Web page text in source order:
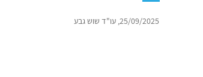
25/09/2025, עו"ד שוש גבע